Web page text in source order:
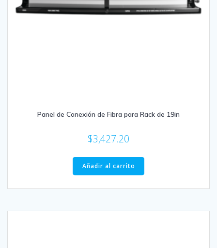
Panel de Conexión de Fibra para Rack de 19in
$3,427.20
Añadir al carrito